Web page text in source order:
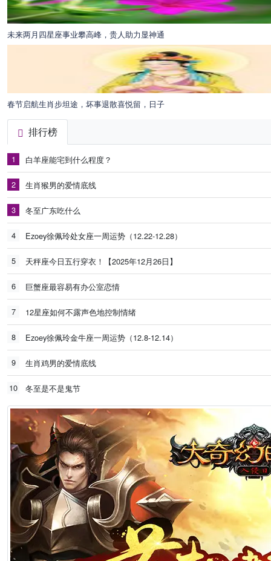
未来两月四星座事业攀高峰，贵人助力显神通
春节启航生肖步坦途，坏事退散喜悦留，日子
排行榜
1 白羊座能宅到什么程度？
2 生肖猴男的爱情底线
3 冬至广东吃什么
4 Ezoey徐佩玲处女座一周运势（12.22-12.28）
5 天秤座今日五行穿衣！【2025年12月26日】
6 巨蟹座最容易有办公室恋情
7 12星座如何不露声色地控制情绪
8 Ezoey徐佩玲金牛座一周运势（12.8-12.14）
9 生肖鸡男的爱情底线
10 冬至是不是鬼节